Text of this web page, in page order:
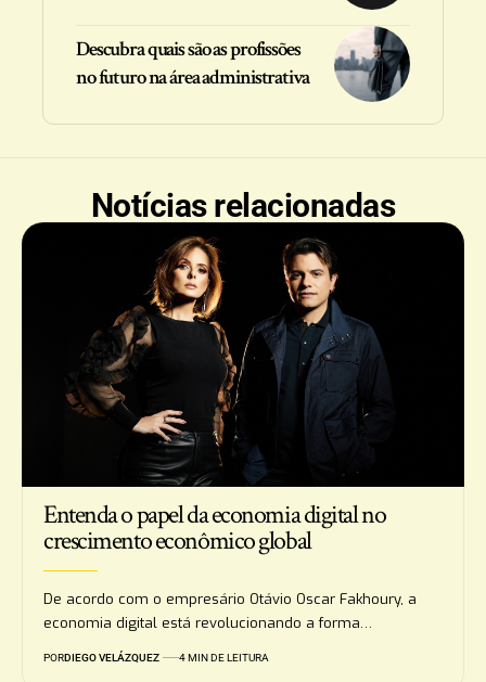
Descubra quais são as profissões
no futuro na área administrativa
Notícias relacionadas
Entenda o papel da economia digital no
crescimento econômico global
De acordo com o empresário Otávio Oscar Fakhoury, a
economia digital está revolucionando a forma…
PORDIEGO VELÁZQUEZ 4 MIN DE LEITURA